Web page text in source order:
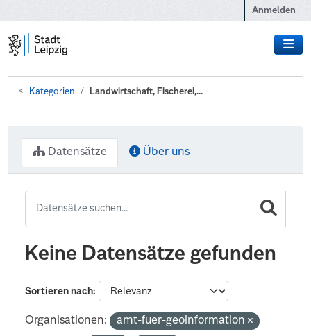
Anmelden
Kategorien Landwirtschaft, Fischerei,...
Datensätze Über uns
Keine Datensätze gefunden
Sortieren nach
Organisationen:
amt-fuer-geoinformation